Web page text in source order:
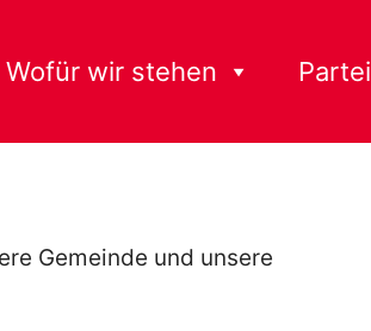
Wofür wir stehen Partei
Gemeinde und unsere